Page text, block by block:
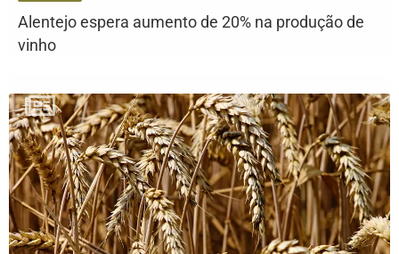
Alentejo espera aumento de 20% na produção de
vinho